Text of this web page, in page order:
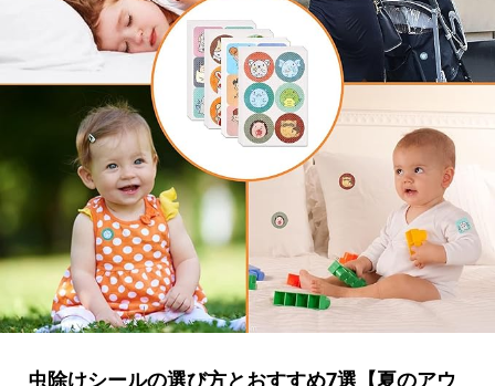
虫除けシールの選び方とおすすめ7選【夏のアウ